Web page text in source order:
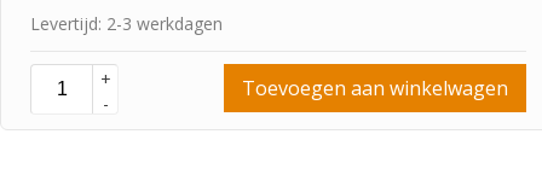
Levertijd: 2-3 werkdagen
+
-
Toevoegen aan winkelwagen